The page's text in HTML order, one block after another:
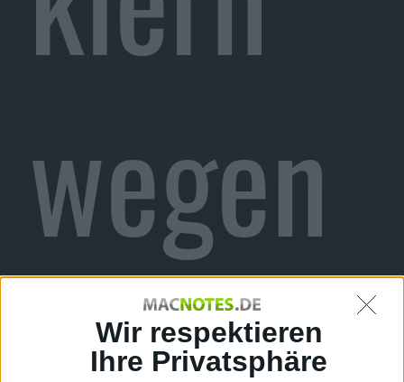
Wir respektieren
Ihre Privatsphäre
wegen